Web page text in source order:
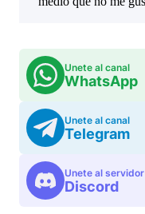
Unete al canal
WhatsApp
Unete al canal
Telegram
Unete al servidor
Discord